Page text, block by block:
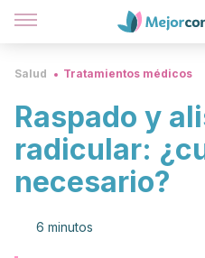
Salud Tratamientos médicos
Raspado y
radicular:
necesario?
6 minutos